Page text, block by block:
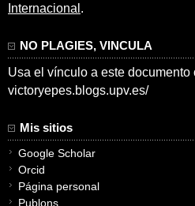
Internacional .
NO PLAGIES, VINCULA
Usa el vínculo a este
victoryepes.blogs.upv.es/
Mis sitios
Google Scholar
Orcid
Página personal
Publons